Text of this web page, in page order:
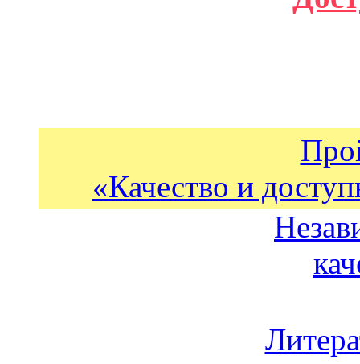
«Качество и